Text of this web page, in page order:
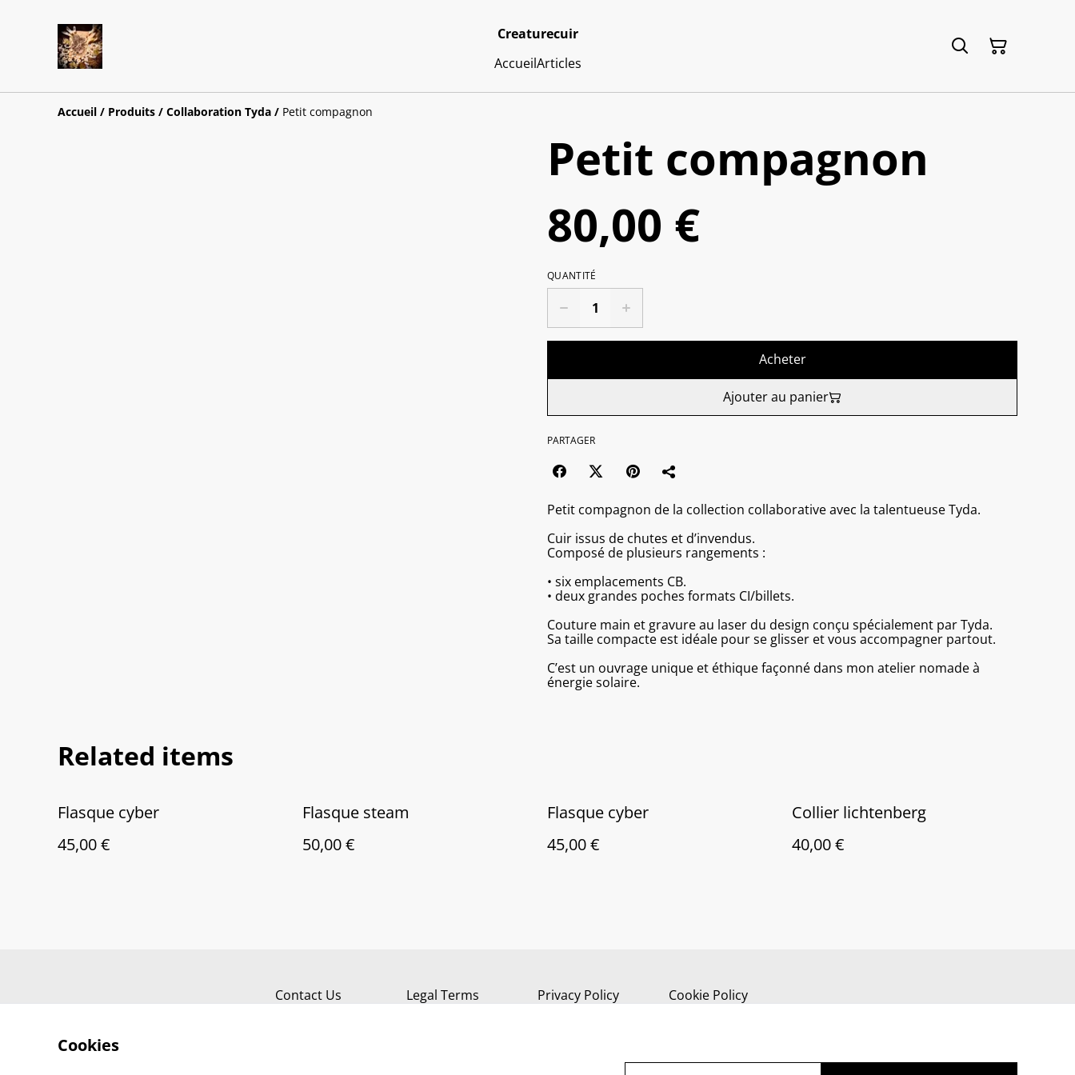
Creaturecuir
AccueilArticles
Accueil / Produits / Collaboration Tyda / Petit compagnon
Petit compagnon
80,00 €
QUANTITÉ
Acheter
Ajouter au panier
PARTAGER
Petit compagnon de la collection collaborative avec la talentueuse Tyda.
Cuir issus de chutes et d’invendus.
Composé de plusieurs rangements :
• six emplacements CB.
• deux grandes poches formats CI/billets.
Couture main et gravure au laser du design conçu spécialement par Tyda.
Sa taille compacte est idéale pour se glisser et vous accompagner partout.
C’est un ouvrage unique et éthique façonné dans mon atelier nomade à
énergie solaire.
Related items
Flasque cyber
45,00 €
Flasque steam
50,00 €
Flasque cyber
45,00 €
Collier lichtenberg
40,00 €
Contact Us Legal Terms Privacy Policy Cookie Policy
Cookies